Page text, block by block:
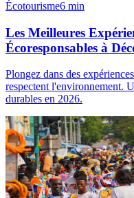
Écotourisme6 min
Les Meilleures
Écoresponsables à
Plongez dans des
respectent l'environnement.
durables en 2026.